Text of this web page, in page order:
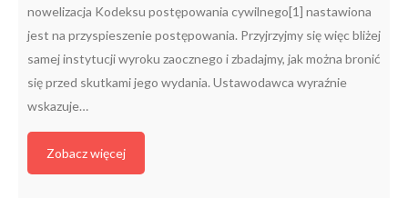
nowelizacja Kodeksu postępowania cywilnego[1] nastawiona
jest na przyspieszenie postępowania. Przyjrzyjmy się więc bliżej
samej instytucji wyroku zaocznego i zbadajmy, jak można bronić
się przed skutkami jego wydania. Ustawodawca wyraźnie
wskazuje…
Zobacz więcej